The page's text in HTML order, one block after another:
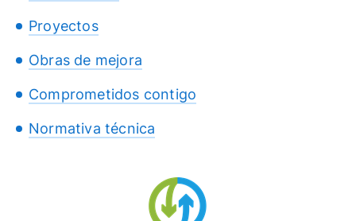
Proyectos
Obras de mejora
Comprometidos contigo
Normativa técnica